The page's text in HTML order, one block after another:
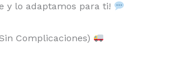
y lo adaptamos para ti!
Complicaciones)